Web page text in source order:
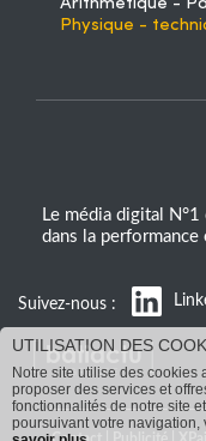
Arithmétique -
Physique -
Le média digital
dans la
Suivez-nous :
UTILISATION DES
Notre site utilise des
proposer des services et
fonctionnalités de notre site
poursuivant votre navigation,